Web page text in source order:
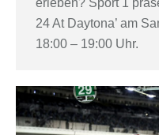
erleben? Sport 1
24 At Daytona’ am
18:00 – 19:00 Uhr.